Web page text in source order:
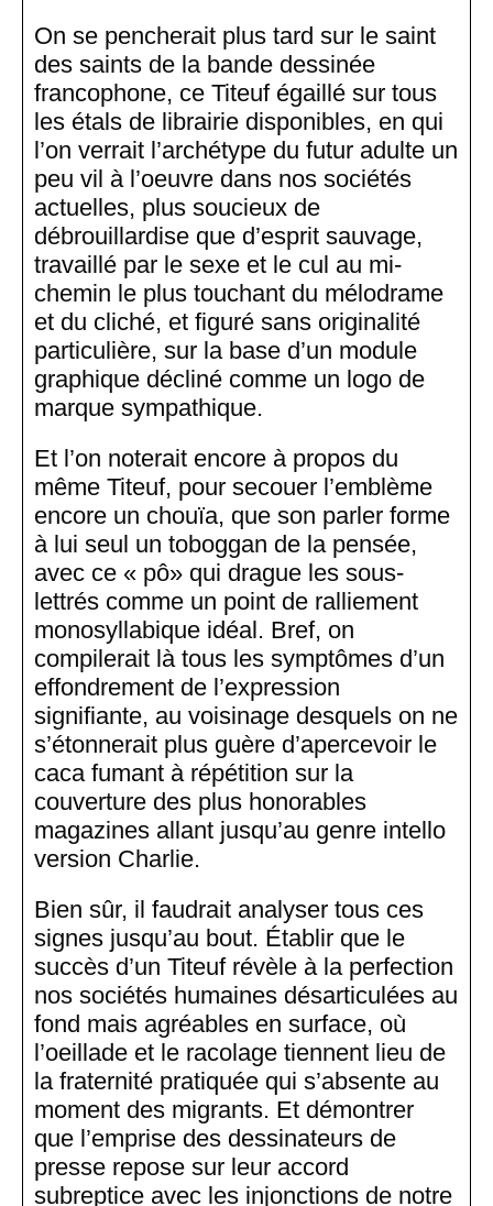
On se pencherait plus tard sur le saint
des saints de la bande dessinée
francophone, ce Titeuf égaillé sur tous
les étals de librairie disponibles, en qui
l’on verrait l’archétype du futur adulte un
peu vil à l’oeuvre dans nos sociétés
actuelles, plus soucieux de
débrouillardise que d’esprit sauvage,
travaillé par le sexe et le cul au mi-
chemin le plus touchant du mélodrame
et du cliché, et figuré sans originalité
particulière, sur la base d’un module
graphique décliné comme un logo de
marque sympathique.
Et l’on noterait encore à propos du
même Titeuf, pour secouer l’emblème
encore un chouïa, que son parler forme
à lui seul un toboggan de la pensée,
avec ce « pô» qui drague les sous-
lettrés comme un point de ralliement
monosyllabique idéal. Bref, on
compilerait là tous les symptômes d’un
effondrement de l’expression
signifiante, au voisinage desquels on ne
s’étonnerait plus guère d’apercevoir le
caca fumant à répétition sur la
couverture des plus honorables
magazines allant jusqu’au genre intello
version Charlie.
Bien sûr, il faudrait analyser tous ces
signes jusqu’au bout. Établir que le
succès d’un Titeuf révèle à la perfection
nos sociétés humaines désarticulées au
fond mais agréables en surface, où
l’oeillade et le racolage tiennent lieu de
la fraternité pratiquée qui s’absente au
moment des migrants. Et démontrer
que l’emprise des dessinateurs de
presse repose sur leur accord
subreptice avec les injonctions de notre